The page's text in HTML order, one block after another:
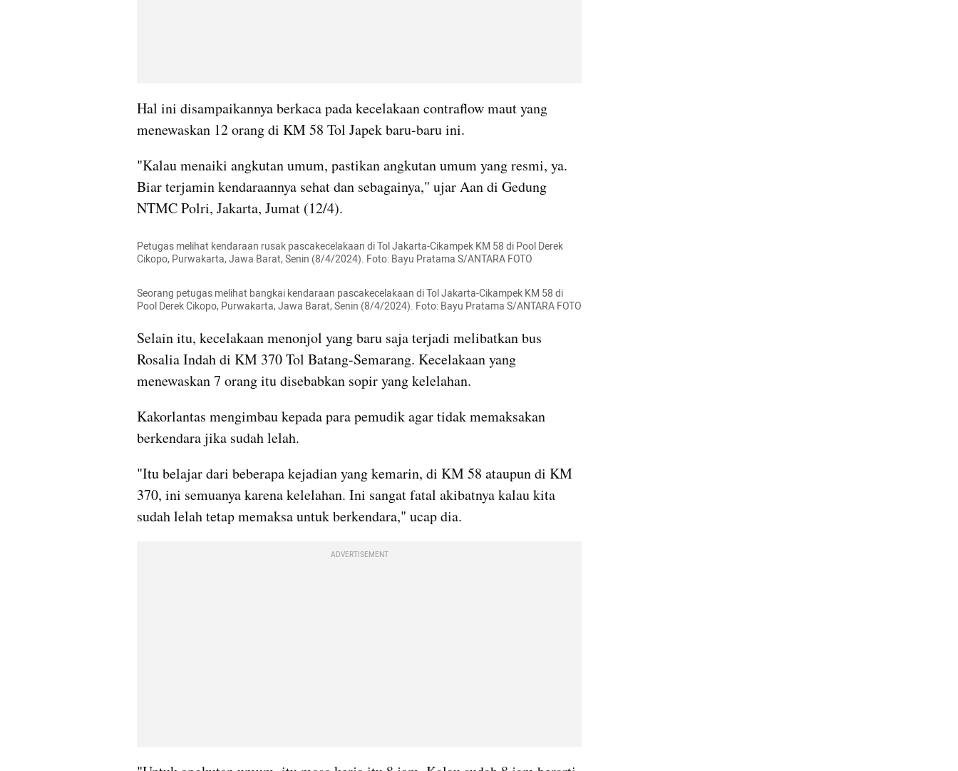
Hal ini disampaikannya berkaca pada kecelakaan contraflow maut yang
menewaskan 12 orang di KM 58 Tol Japek baru-baru ini.
"Kalau menaiki angkutan umum, pastikan angkutan umum yang resmi, ya.
Biar terjamin kendaraannya sehat dan sebagainya," ujar Aan di Gedung
NTMC Polri, Jakarta, Jumat (12/4).
Petugas melihat kendaraan rusak pascakecelakaan di Tol Jakarta-Cikampek KM 58 di Pool Derek
Cikopo, Purwakarta, Jawa Barat, Senin (8/4/2024). Foto: Bayu Pratama S/ANTARA FOTO
Seorang petugas melihat bangkai kendaraan pascakecelakaan di Tol Jakarta-Cikampek KM 58 di
Pool Derek Cikopo, Purwakarta, Jawa Barat, Senin (8/4/2024). Foto: Bayu Pratama S/ANTARA FOTO
Selain itu, kecelakaan menonjol yang baru saja terjadi melibatkan bus
Rosalia Indah di KM 370 Tol Batang-Semarang. Kecelakaan yang
menewaskan 7 orang itu disebabkan sopir yang kelelahan.
Kakorlantas mengimbau kepada para pemudik agar tidak memaksakan
berkendara jika sudah lelah.
"Itu belajar dari beberapa kejadian yang kemarin, di KM 58 ataupun di KM
370, ini semuanya karena kelelahan. Ini sangat fatal akibatnya kalau kita
sudah lelah tetap memaksa untuk berkendara," ucap dia.
ADVERTISEMENT